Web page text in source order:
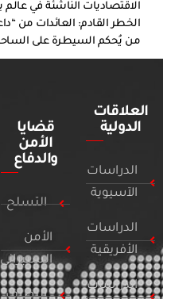
الاقتصاديات الناشئة في عالم
الخطر القادم: العائدات من
من يُحكم السيطرة على الساحة
العلاقات
الدولية
الدراسات
الآسيوية
الدراسات
الأفريقية
الدراسات
قضايا
الأمن
والدفاع
التسلح
الأمن
السيبراني
التطرف